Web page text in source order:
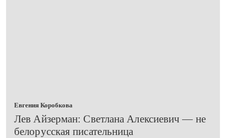
Евгения Коробкова
​Лев Айзерман: Светлана Алексиевич — не
белорусская писательница